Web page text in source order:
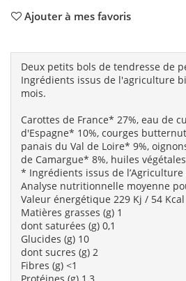
Ajouter à mes favoris
Deux petits bols de tendresse de
Ingrédients issus de l'agriculture
mois.
Carottes de France* 27%, eau de
d'Espagne* 10%, courges
panais du Val de Loire* 9%,
de Camargue* 8%, huiles
* Ingrédients issus de l’Agriculture
Analyse nutritionnelle moyenne
Valeur énergétique 229 Kj / 54 Kcal
Matières grasses (g) 1
dont saturées (g) 0,1
Glucides (g) 10
dont sucres (g) 2
Fibres (g) <1